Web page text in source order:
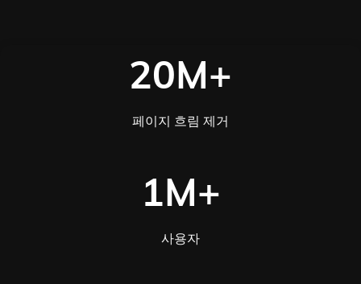
20M+
페이지 흐림 제거
1M+
사용자